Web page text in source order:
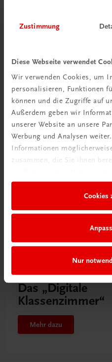
Zustimmung
Diese Webseite verwendet
Wir verwenden Cookies, um
personalisieren, Funktionen
können und die Zugriffe auf
Außerdem geben wir
unserer Website an unsere
Werbung und Analysen
Informationen
zusammen, die Sie ihnen
Cookies
Nur
Schon entdeckt?
Ratgeber
Mehr dazu
Neu in der DigiBox
Das „Digitale
Klassenzimmer“
Mehr dazu